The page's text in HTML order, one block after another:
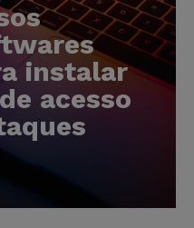
instalar
acesso